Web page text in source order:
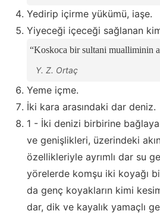
Yedirip içirme yükümü, iaşe.
Yiyeceği içeceği sağlanan
Koskoca bir sultani mualliminin
Y. Z. Ortaç
Yeme içme.
İki kara arasındaki dar deniz.
1 - İki denizi birbirine
ve genişlikleri, üzerindeki
özellikleriyle ayrımlı dar su
yörelerde komşu iki koyağı
da genç koyakların kimi
dar, dik ve kayalık yamaçlı